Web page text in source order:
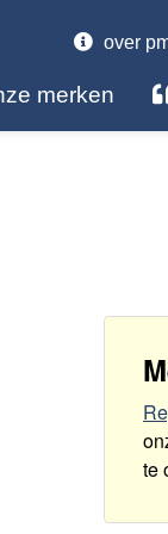
over
merken
te